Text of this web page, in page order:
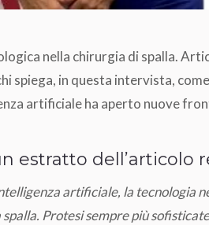
nella chirurgia di spalla.
spiega, in questa intervista,
artificiale ha aperto nuove
estratto dell’articolo
artificiale, la tecnologia
Protesi sempre più